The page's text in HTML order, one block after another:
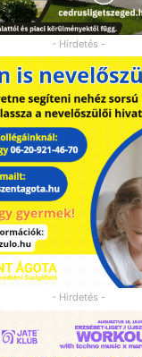
- Hirdetés -
- Hirdetés -